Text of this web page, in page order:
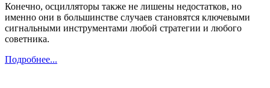
Конечно, осцилляторы также не лишены недостатков, но
именно они в большинстве случаев становятся ключевыми
сигнальными инструментами любой стратегии и любого
советника.
Подробнее...